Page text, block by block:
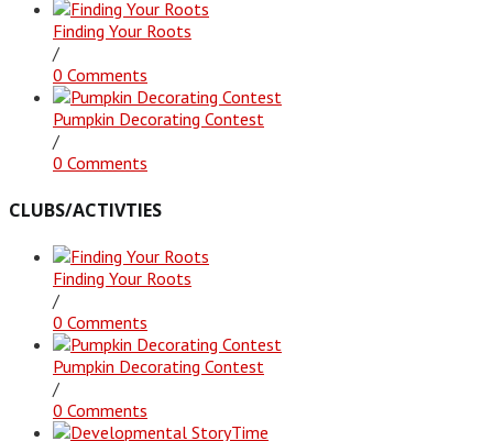
Finding Your Roots
/
0 Comments
Pumpkin Decorating Contest
/
0 Comments
CLUBS/ACTIVTIES
Finding Your Roots
/
0 Comments
Pumpkin Decorating Contest
/
0 Comments